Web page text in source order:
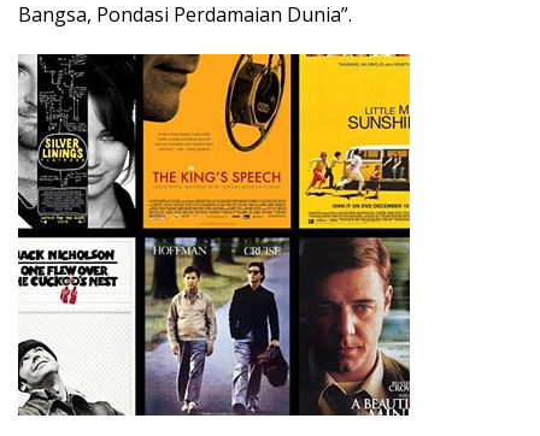
Bangsa, Pondasi Perdamaian Dunia”.